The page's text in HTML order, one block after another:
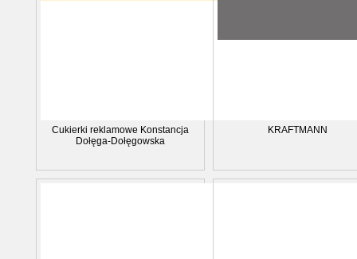
Cukierki reklamowe Konstancja
Dołęga-Dołęgowska
KRAFTMANN